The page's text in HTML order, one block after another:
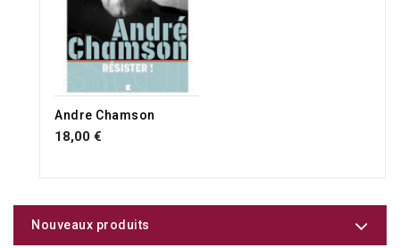
Andre Chamson
18,00 €
Nouveaux produits